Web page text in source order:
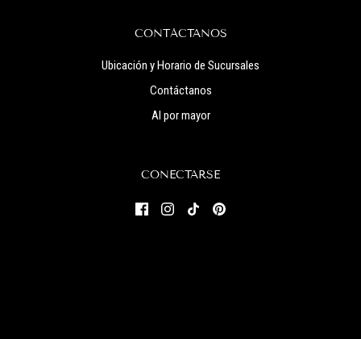
CONTÁCTANOS
Ubicación y Horario de Sucursales
Contáctanos
Al por mayor
CONECTARSE